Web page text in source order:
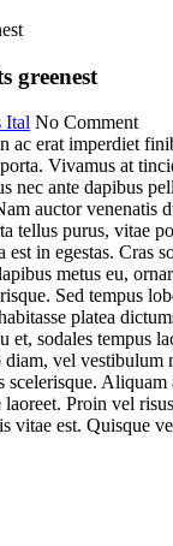
greenest
Ital No Comment
ac erat imperdiet
Vivamus at
nec ante dapibus
auctor
tellus purus, vitae
in egestas.
metus eu,
Sed tempus
platea
sodales tempus
vel
scelerisque.
Proin vel
vitae est. Quisque